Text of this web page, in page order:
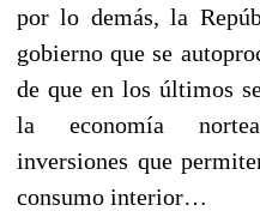
por lo demás, la
gobierno que se
de que en los últimos
la economía
inversiones que
consumo interior…